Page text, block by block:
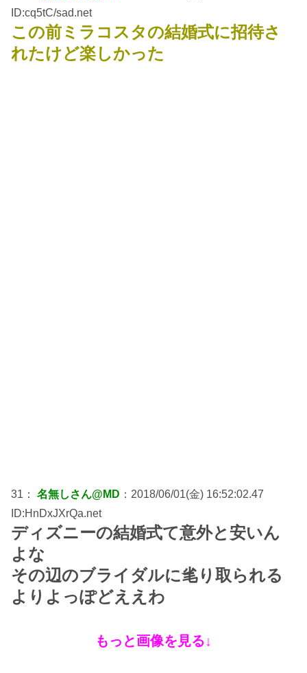
ID:cq5tC/sad.net
この前ミラコスタの結婚式に招待さ
れたけど楽しかった
31： 名無しさん@MD ：2018/06/01(金) 16:52:02.47
ID:HnDxJXrQa.net
ディズニーの結婚式て意外と安いん
よな
その辺のブライダルに毟り取られる
よりよっぽどええわ
もっと画像を見る↓